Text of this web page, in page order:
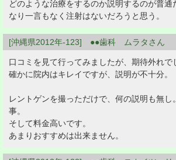
どのような治療をするのか説明するのが普通
なり一言もなく注射はないだろうと思う。
[沖縄県2012年-123] ●●歯科 ムラタさん
口コミを見て行ってみましたが、期待外れで
確かに院内はキレイですが、説明が不十分。
レントゲンを撮っただけで、何の説明も無し
事。
そして料金高いです。
あまりおすすめは出来ません。